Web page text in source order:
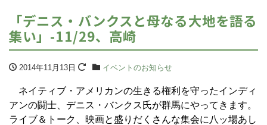
「デニス・バンクスと母なる大地を語る
集い」-11/29、高崎
2014年11月13日 イベントのお知らせ
ネイティブ・アメリカンの生きる権利を守ったインディ
アンの闘士、デニス・バンクス氏が群馬にやってきます。
ライブ＆トーク、映画と盛りだくさんな集会に八ッ場あし